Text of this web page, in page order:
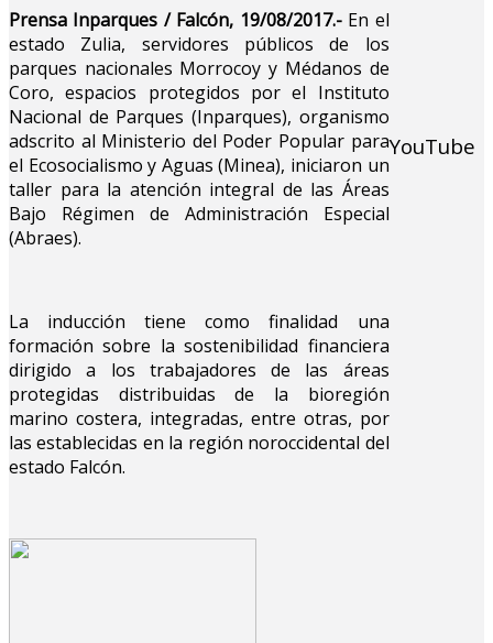
Prensa Inparques / Falcón, 19/08/2017.-En el
estado Zulia, servidores públicos de los
parques nacionales Morrocoy y Médanos de
Coro, espacios protegidos por el Instituto
Nacional de Parques (Inparques), organismo
adscrito al Ministerio del Poder Popular para
el Ecosocialismo y Aguas (Minea), iniciaron un
taller para la atención integral de las Áreas
Bajo Régimen de Administración Especial
(Abraes).
La inducción tiene como finalidad una
formación sobre la sostenibilidad financiera
dirigido a los trabajadores de las áreas
protegidas distribuidas de la bioregión
marino costera, integradas, entre otras, por
las establecidas en la región noroccidental del
estado Falcón.
YouTube